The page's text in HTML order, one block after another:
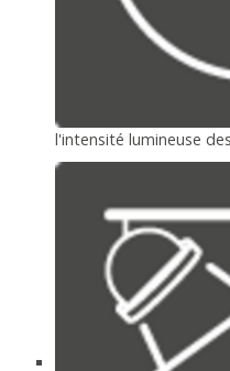
l'intensité lumineuse